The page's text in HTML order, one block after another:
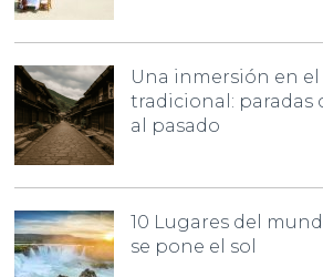
Una inmersión en el
tradicional: paradas
al pasado
10 Lugares del
se pone el sol